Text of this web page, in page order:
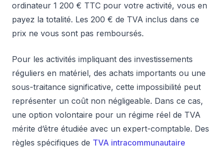
ordinateur 1 200 € TTC pour votre activité, vous en
payez la totalité. Les 200 € de TVA inclus dans ce
prix ne vous sont pas remboursés.
Pour les activités impliquant des investissements
réguliers en matériel, des achats importants ou une
sous-traitance significative, cette impossibilité peut
représenter un coût non négligeable. Dans ce cas,
une option volontaire pour un régime réel de TVA
mérite d’être étudiée avec un expert-comptable. Des
règles spécifiques de TVA intracommunautaire